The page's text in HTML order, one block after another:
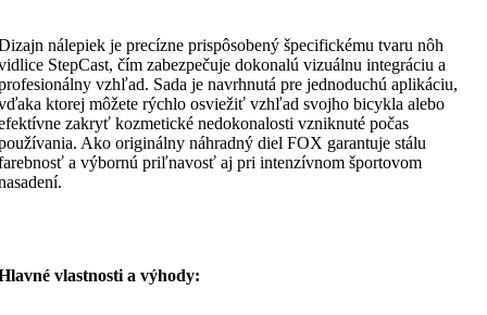
nálepiek je precízne prispôsobený špecifickému tvaru nôh
StepCast, čím zabezpečuje dokonalú vizuálnu integráciu a
vzhľad. Sada je navrhnutá pre jednoduchú aplikáciu,
ktorej môžete rýchlo osviežiť vzhľad svojho bicykla alebo
zakryť kozmetické nedokonalosti vzniknuté počas
Ako originálny náhradný diel FOX garantuje stálu
a výbornú priľnavosť aj pri intenzívnom športovom
vlastnosti a výhody: